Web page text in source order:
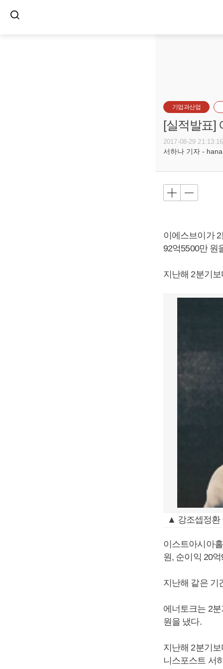
기업과산업
[실적발표]
2017-08-29 21:13:16
서하나 기자 -
이에스브이가
92억5500만 원
지난해 2분기
▲ 강조셉정환
이스트아시아
원, 순이익 20
지난해 같은 기
에너토크는 2
원을 냈다.
지난해 2분기
니스포스트 서